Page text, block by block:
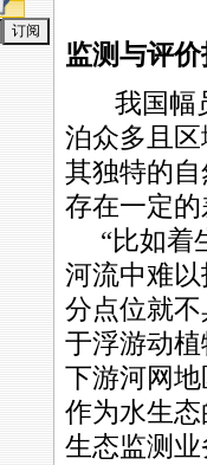
监测与评
我国幅员
泊众多且
其独特的
存在一定
“比如着
河流中难
分点位就
于浮游动
下游河网
作为水生
生态监测